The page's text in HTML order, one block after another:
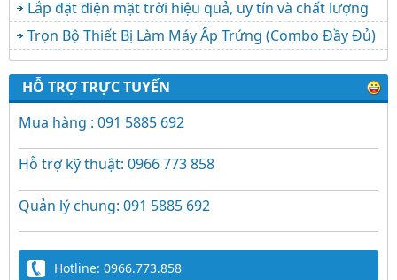
Lắp đặt điện mặt trời hiệu quả, uy tín và chất lượng
Trọn Bộ Thiết Bị Làm Máy Ấp Trứng (Combo Đầy Đủ)
HỖ TRỢ TRỰC TUYẾN
Mua hàng : 091 5885 692
Hỗ trợ kỹ thuật: 0966 773 858
Quản lý chung: 091 5885 692
Hotline: 0966.773.858